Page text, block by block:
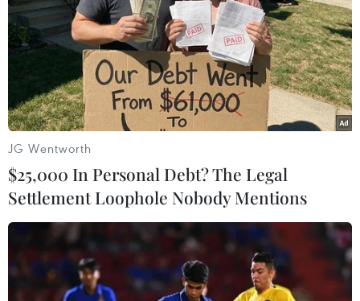
Câu chuyện chưa từng có tiền lệ ở di sản
Vịnh Hạ Long-quần đảo Cát Bà
13/10/2023 06:33
JG Wentworth
$25,000 In Personal Debt? The Legal
Settlement Loophole Nobody Mentions